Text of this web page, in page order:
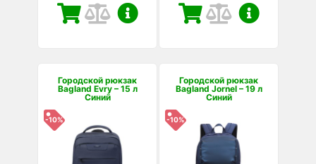
Городской рюкзак
Bagland Evry – 15 л
Синий
-10%
Городской рюкзак
Bagland Jornel – 19 л
Синий
-10%